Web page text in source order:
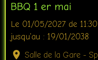
BBQ 1 er mai
Le 01/05/2027 de 11:30
jusqu'au : 19/01/2038
Salle de la Gare -